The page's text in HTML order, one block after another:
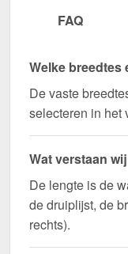
FAQ
Welke breedtes
De vaste
selecteren in het
Wat verstaan
De lengte is de
de druiplijst, de
rechts).